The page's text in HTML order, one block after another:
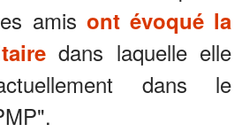
amis ont évoqué la
dans laquelle elle
dans le